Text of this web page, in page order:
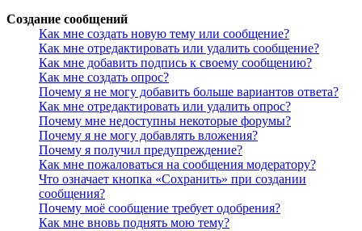
Создание сообщений
Как мне создать новую тему или сообщение?
Как мне отредактировать или удалить сообщение?
Как мне добавить подпись к своему сообщению?
Как мне создать опрос?
Почему я не могу добавить больше вариантов ответа?
Как мне отредактировать или удалить опрос?
Почему мне недоступны некоторые форумы?
Почему я не могу добавлять вложения?
Почему я получил предупреждение?
Как мне пожаловаться на сообщения модератору?
Что означает кнопка «Сохранить» при создании
сообщения?
Почему моё сообщение требует одобрения?
Как мне вновь поднять мою тему?